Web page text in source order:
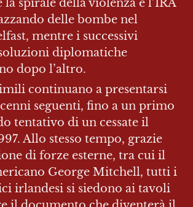
spirale della violenza e l’IRA
delle bombe nel
mentre i successivi
diplomatiche
dopo l’altro.
continuano a presentarsi
seguenti, fino a un primo
tentativo di un cessate il
Allo stesso tempo, grazie
di forze esterne, tra cui il
George Mitchell, tutti i
irlandesi si siedono ai tavoli